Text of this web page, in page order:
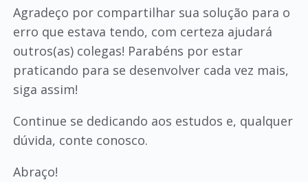
Agradeço por compartilhar sua solução para o
erro que estava tendo, com certeza ajudará
outros(as) colegas! Parabéns por estar
praticando para se desenvolver cada vez mais,
siga assim!
Continue se dedicando aos estudos e, qualquer
dúvida, conte conosco.
Abraço!